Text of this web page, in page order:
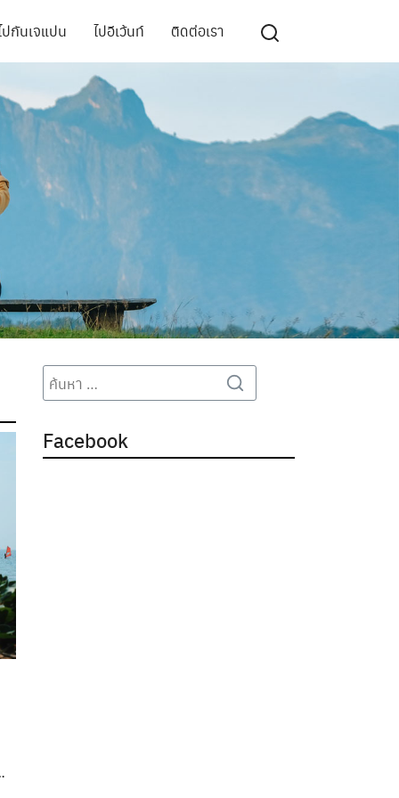
ปกันเจแปน ไปอีเว้นท์ ติดต่อเรา
Search
for:
Search
Facebook